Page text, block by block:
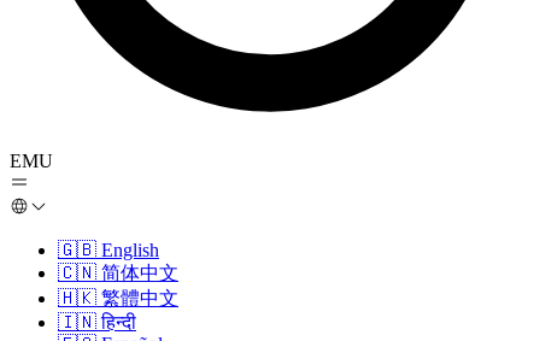
EMU
🇬🇧 English
🇨🇳 简体中文
🇭🇰 繁體中文
🇮🇳 हिन्दी